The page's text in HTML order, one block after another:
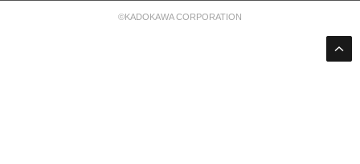
©KADOKAWA CORPORATION